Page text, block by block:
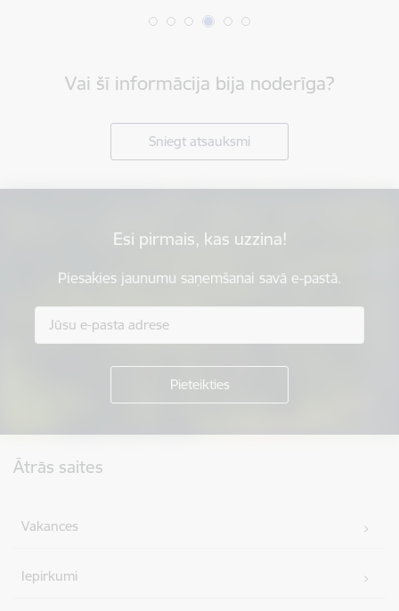
Vai šī informācija bija noderīga?
Sniegt atsauksmi
Esi pirmais, kas uzzina!
Piesakies jaunumu saņemšanai savā e-pastā.
Ātrās saites
Vakances
Iepirkumi